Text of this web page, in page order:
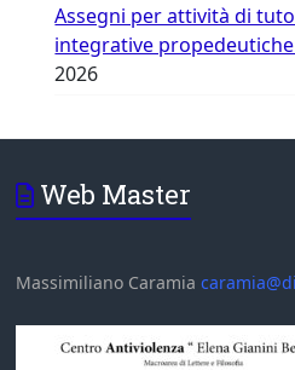
Assegni per attività di
integrative propedeutiche
2026
Web Master
Massimiliano Caramia